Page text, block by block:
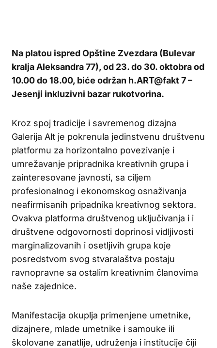
Na platou ispred Opštine Zvezdara (Bulevar
kralja Aleksandra 77), od 23. do 30. oktobra od
10.00 do 18.00, biće održan h.ART@fakt 7 –
Jesenji inkluzivni bazar rukotvorina.
Kroz spoj tradicije i savremenog dizajna
Galerija Alt je pokrenula jedinstvenu društvenu
platformu za horizontalno povezivanje i
umrežavanje pripradnika kreativnih grupa i
zainteresovane javnosti, sa ciljem
profesionalnog i ekonomskog osnaživanja
neafirmisanih pripadnika kreativnog sektora.
Ovakva platforma društvenog uključivanja i i
društvene odgovornosti doprinosi vidljivosti
marginalizovanih i osetljivih grupa koje
posredstvom svog stvaralaštva postaju
ravnopravne sa ostalim kreativnim članovima
naše zajednice.
Manifestacija okuplja primenjene umetnike,
dizajnere, mlade umetnike i samouke ili
školovane zanatlije, udruženja i institucije čiji